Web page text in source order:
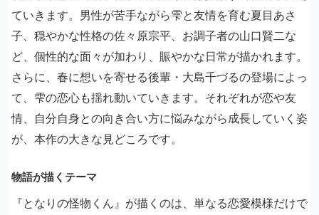
ていきます。男性が苦手ながら雫と友情を育む夏目あさ
子、穏やかな性格の佐々原宗平、お調子者の山口賢二な
ど、個性的な面々が加わり、賑やかな日常が描かれます。
さらに、春に想いを寄せる後輩・大島千づるの登場によっ
て、雫の恋心も揺れ動いていきます。それぞれが恋や友
情、自分自身との向き合い方に悩みながら成長していく姿
が、本作の大きな見どころです。
物語が描くテーマ
『となりの怪物くん』が描くのは、単なる恋愛模様だけで